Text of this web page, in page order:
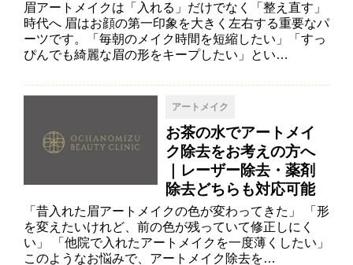
眉アートメイクは「入れる」だけでなく「整え直す」
時代へ 眉はお顔の第一印象を大きく左右する重要なパ
ーツです。「毎朝のメイク時間を短縮したい」「すっ
ぴんでも綺麗な眉の形をキープしたい」とい…
アートメイク
お茶の水でアートメイ
ク除去をお考えの方へ
｜レーザー除去・薬剤
除去どちらも対応可能
「昔入れた眉アートメイクの色が変わってきた」 「形
を変えたいけれど、前の色が残っていて修正しにく
い」 「他院で入れたアートメイクを一度薄くしたい」
このようなお悩みで、アートメイク除去を…